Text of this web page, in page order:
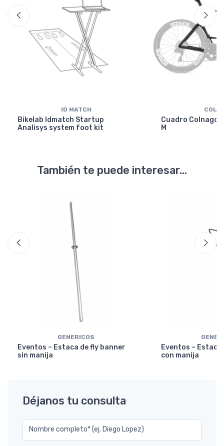
ID MATCH
Bikelab Idmatch Startup
Analisys system foot kit
Cuadro Colnago
M
También te puede interesar...
GENERICOS
Eventos – Estaca de fly banner
sin manija
Eventos –
con manija
Déjanos tu consulta
Nombre completo* (ej. Diego Lopez)